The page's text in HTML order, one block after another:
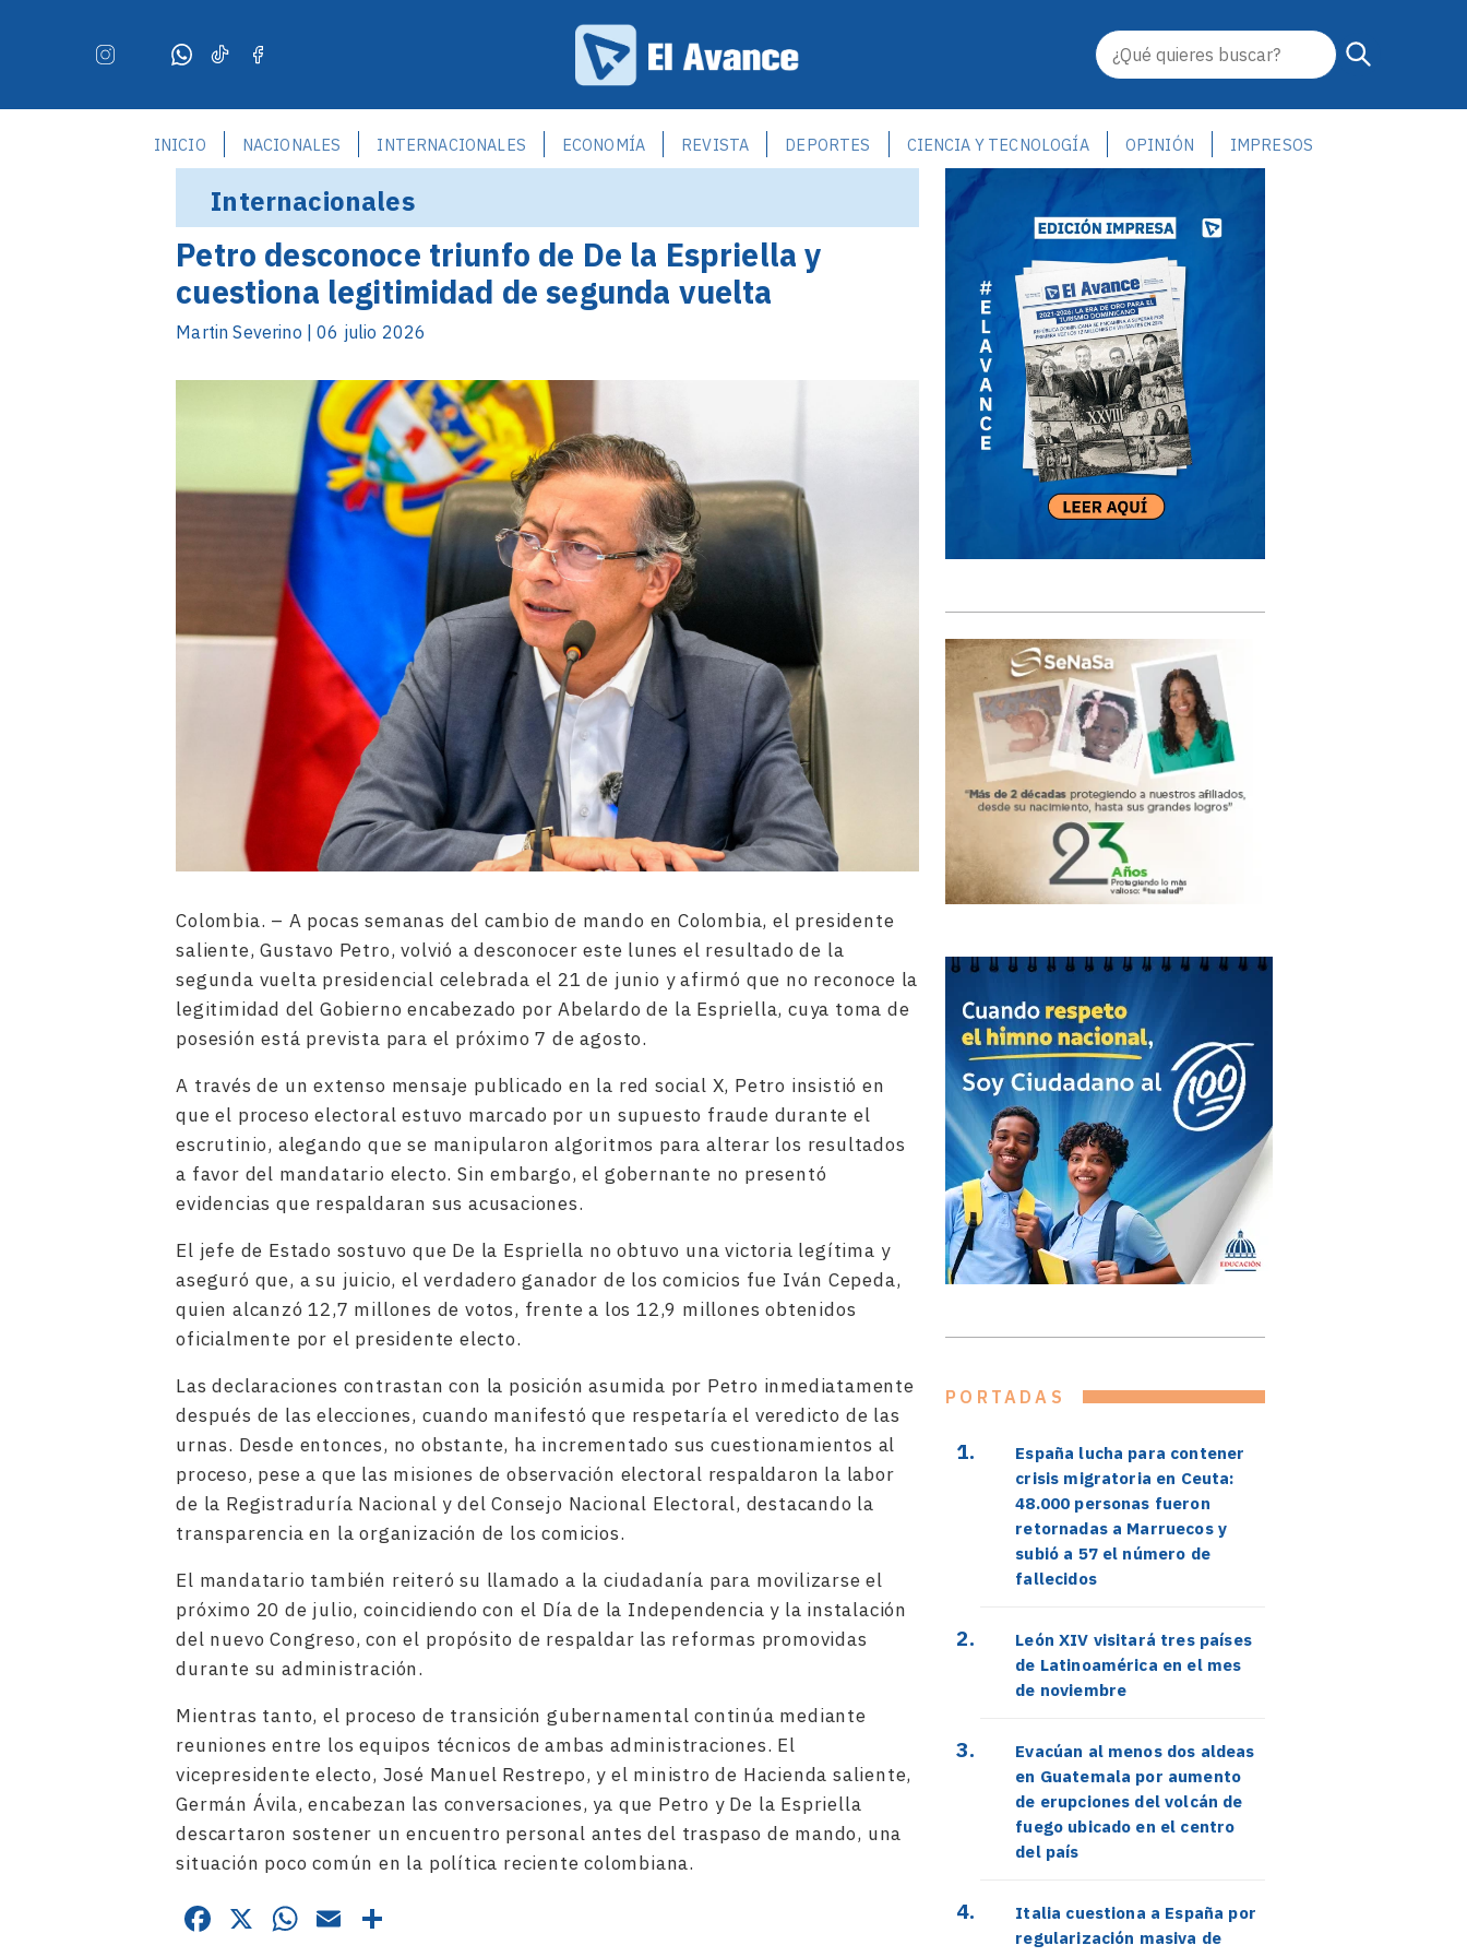
INICIO NACIONALES INTERNACIONALES ECONOMÍA REVISTA DEPORTES CIENCIA Y TECNOLOGÍA OPINIÓN IMPRESOS
Internacionales
Petro desconoce triunfo de De la Espriella y
cuestiona legitimidad de segunda vuelta
Martin Severino | 06 julio 2026
Colombia. – A pocas semanas del cambio de mando en Colombia, el presidente
saliente, Gustavo Petro, volvió a desconocer este lunes el resultado de la
segunda vuelta presidencial celebrada el 21 de junio y afirmó que no reconoce la
legitimidad del Gobierno encabezado por Abelardo de la Espriella, cuya toma de
posesión está prevista para el próximo 7 de agosto.
A través de un extenso mensaje publicado en la red social X, Petro insistió en
que el proceso electoral estuvo marcado por un supuesto fraude durante el
escrutinio, alegando que se manipularon algoritmos para alterar los resultados
a favor del mandatario electo. Sin embargo, el gobernante no presentó
evidencias que respaldaran sus acusaciones.
El jefe de Estado sostuvo que De la Espriella no obtuvo una victoria legítima y
aseguró que, a su juicio, el verdadero ganador de los comicios fue Iván Cepeda,
quien alcanzó 12,7 millones de votos, frente a los 12,9 millones obtenidos
oficialmente por el presidente electo.
Las declaraciones contrastan con la posición asumida por Petro inmediatamente
después de las elecciones, cuando manifestó que respetaría el veredicto de las
urnas. Desde entonces, no obstante, ha incrementado sus cuestionamientos al
proceso, pese a que las misiones de observación electoral respaldaron la labor
de la Registraduría Nacional y del Consejo Nacional Electoral, destacando la
transparencia en la organización de los comicios.
El mandatario también reiteró su llamado a la ciudadanía para movilizarse el
próximo 20 de julio, coincidiendo con el Día de la Independencia y la instalación
del nuevo Congreso, con el propósito de respaldar las reformas promovidas
durante su administración.
Mientras tanto, el proceso de transición gubernamental continúa mediante
reuniones entre los equipos técnicos de ambas administraciones. El
vicepresidente electo, José Manuel Restrepo, y el ministro de Hacienda saliente,
Germán Ávila, encabezan las conversaciones, ya que Petro y De la Espriella
descartaron sostener un encuentro personal antes del traspaso de mando, una
situación poco común en la política reciente colombiana.
Facebook
X WhatsApp
Email
PORTADAS
España lucha para contener
crisis migratoria en Ceuta:
48.000 personas fueron
retornadas a Marruecos y
subió a 57 el número de
fallecidos
León XIV visitará tres países
de Latinoamérica en el mes
de noviembre
Evacúan al menos dos aldeas
en Guatemala por aumento
de erupciones del volcán de
fuego ubicado en el centro
del país
Italia cuestiona a España por
regularización masiva de